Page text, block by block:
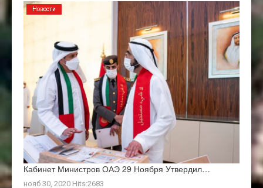
Кабинет Министров ОАЭ 29 Ноября Утвердил…
нояб 30, 2020 Hits:2683
Новости